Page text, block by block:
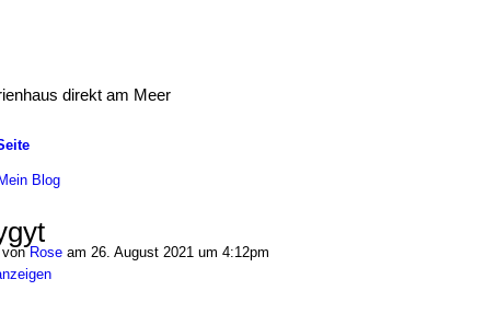
direkt am Meer
Blog
vonRoseam 26. August 2021 um 4:12pm